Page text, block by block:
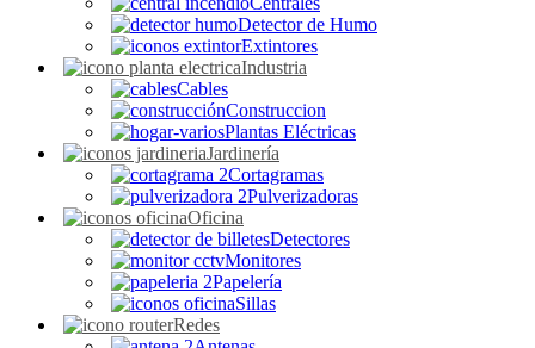
Detector de Humo
Extintores
Industria
Cables
Construccion
Plantas Eléctricas
Jardinería
Cortagramas
Pulverizadoras
Oficina
Detectores
Monitores
Papelería
Sillas
Redes